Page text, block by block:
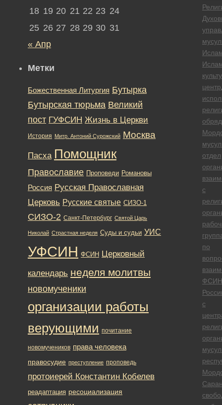
центр
отдел
с
по
ФСИН
с
18 19 20 21 22 23 24
25 26 27 28 29 30 31
« Апр
Метки
Божественная Литургия Бутырка
Бутырская тюрьма Великий
пост ГУФСИН Жизнь в Церкви
История Митр. Антоний Сурожский Москва
Пасха Помощник
Православие Проповеди Романовы
Россия Русская Православная
Церковь Русские святые СИЗО-1
СИЗО-2 Санкт-Петербург Святой Царь
Николай Страстная неделя Суды и судьи УИС
УФСИН ФСИН Церковный
календарь неделя молитвы
новомученики
организации работы
верующими почитание
новомучеников права человека
правосудие преступление проповедь
протоиерей Константин Кобелев
реадаптация ресоциализация